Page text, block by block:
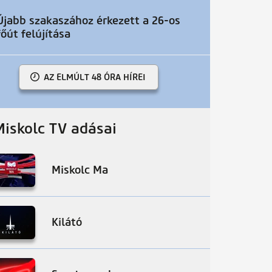
szakaszához érkezett a 26-os
felújítása
AZ ELMÚLT 48 ÓRA HÍREI
TV adásai
Miskolc Ma
Kilátó